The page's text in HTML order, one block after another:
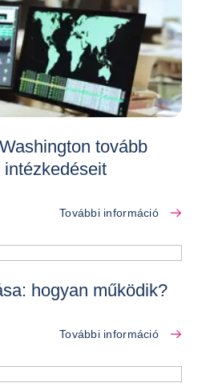
tovább
További információ
hogyan működik?
További információ